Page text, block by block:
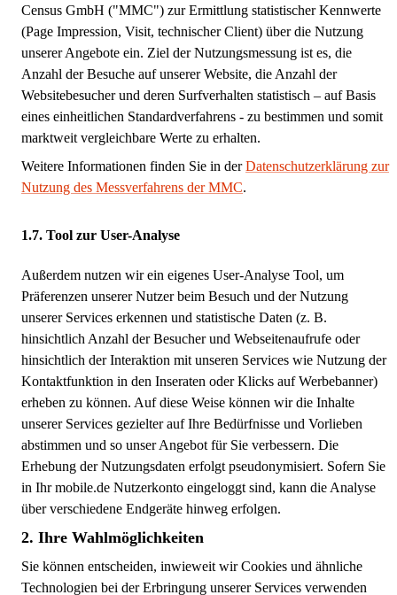
Census GmbH ("MMC") zur Ermittlung statistischer Kennwerte
(Page Impression, Visit, technischer Client) über die Nutzung
unserer Angebote ein. Ziel der Nutzungsmessung ist es, die
Anzahl der Besuche auf unserer Website, die Anzahl der
Websitebesucher und deren Surfverhalten statistisch – auf Basis
eines einheitlichen Standardverfahrens - zu bestimmen und somit
marktweit vergleichbare Werte zu erhalten.
Weitere Informationen finden Sie in derDatenschutzerklärung zur
Nutzung des Messverfahrens der MMC.
Tool zur User-Analyse
Außerdem nutzen wir ein eigenes User-Analyse Tool, um
Präferenzen unserer Nutzer beim Besuch und der Nutzung
unserer Services erkennen und statistische Daten (z. B.
hinsichtlich Anzahl der Besucher und Webseitenaufrufe oder
hinsichtlich der Interaktion mit unseren Services wie Nutzung der
Kontaktfunktion in den Inseraten oder Klicks auf Werbebanner)
erheben zu können. Auf diese Weise können wir die Inhalte
unserer Services gezielter auf Ihre Bedürfnisse und Vorlieben
abstimmen und so unser Angebot für Sie verbessern. Die
Erhebung der Nutzungsdaten erfolgt pseudonymisiert. Sofern Sie
in Ihr mobile.de Nutzerkonto eingeloggt sind, kann die Analyse
über verschiedene Endgeräte hinweg erfolgen.
Ihre Wahlmöglichkeiten
Sie können entscheiden, inwieweit wir Cookies und ähnliche
Technologien bei der Erbringung unserer Services verwenden